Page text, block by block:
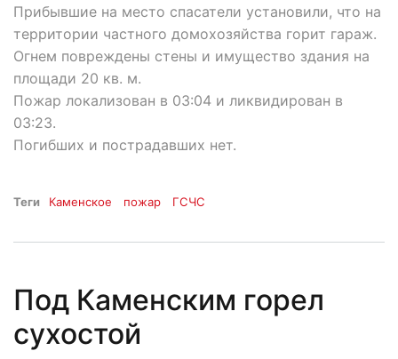
Прибывшие на место спасатели установили, что на
территории частного домохозяйства горит гараж.
Огнем повреждены стены и имущество здания на
площади 20 кв. м.
Пожар локализован в 03:04 и ликвидирован в
03:23.
Погибших и пострадавших нет.
Теги Каменское пожар ГСЧС
Под Каменским горел
сухостой